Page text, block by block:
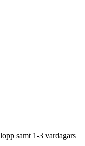
samt 1-3 vardagars